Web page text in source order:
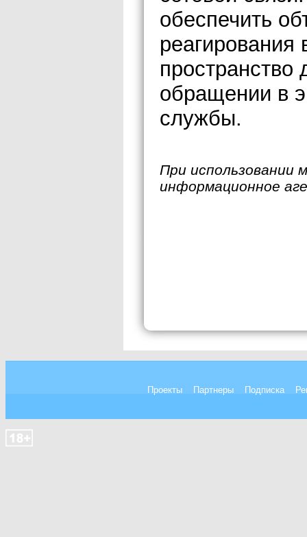
обеспечить
пространство
обращении в
службы.
При использовании
информационное
Проекты Партнеры Подписка